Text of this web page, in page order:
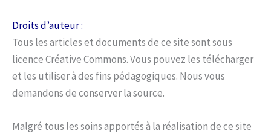
Droits d’auteur :
Tous les articles et documents de ce site sont sous
licence Créative Commons. Vous pouvez les télécharger
et les utiliser à des fins pédagogiques. Nous vous
demandons de conserver la source.
Malgré tous les soins apportés à la réalisation de ce site